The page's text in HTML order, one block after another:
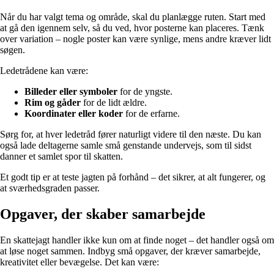
Når du har valgt tema og område, skal du planlægge ruten. Start med
at gå den igennem selv, så du ved, hvor posterne kan placeres. Tænk
over variation – nogle poster kan være synlige, mens andre kræver lidt
søgen.
Ledetrådene kan være:
Billeder eller symboler for de yngste.
Rim og gåder for de lidt ældre.
Koordinater eller koder for de erfarne.
Sørg for, at hver ledetråd fører naturligt videre til den næste. Du kan
også lade deltagerne samle små genstande undervejs, som til sidst
danner et samlet spor til skatten.
Et godt tip er at teste jagten på forhånd – det sikrer, at alt fungerer, og
at sværhedsgraden passer.
Opgaver, der skaber samarbejde
En skattejagt handler ikke kun om at finde noget – det handler også om
at løse noget sammen. Indbyg små opgaver, der kræver samarbejde,
kreativitet eller bevægelse. Det kan være: